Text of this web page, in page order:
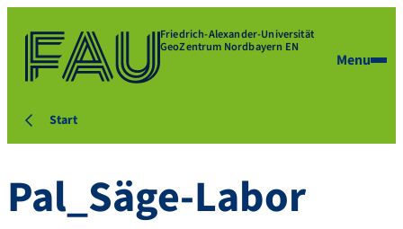
Friedrich-Alexander-Universität
GeoZentrum Nordbayern EN
Menu
Start
Pal_Säge-Labor